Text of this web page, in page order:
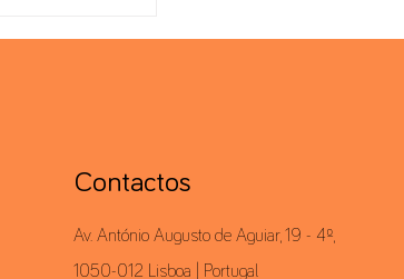
Contactos
Av. António Augusto de Aguiar, 19 - 4º,
1050-012 Lisboa | Portugal